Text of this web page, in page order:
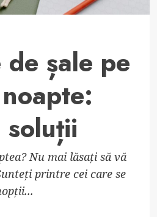
șale pe
soluții
Nu mai lăsați să vă
printre cei care se